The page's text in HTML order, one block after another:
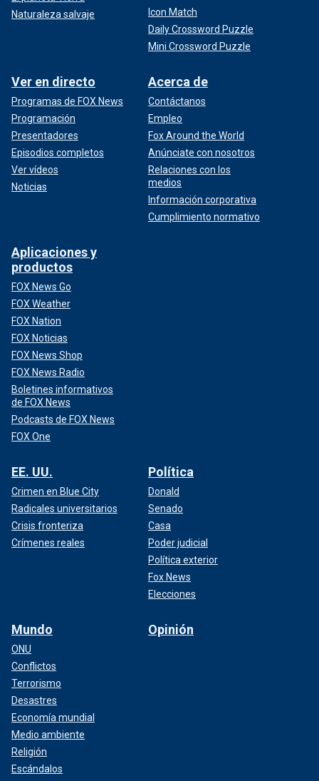
Naturaleza salvaje
Icon Match
Daily Crossword Puzzle
Mini Crossword Puzzle
Ver en directo
Programas de FOX News
Programación
Presentadores
Episodios completos
Ver vídeos
Noticias
Acerca de
Contáctanos
Empleo
Fox Around the World
Anúnciate con nosotros
Relaciones con los
medios
Información corporativa
Cumplimiento normativo
Aplicaciones y
productos
FOX News Go
FOX Weather
FOX Nation
FOX Noticias
FOX News Shop
FOX News Radio
Boletines informativos
de FOX News
Podcasts de FOX News
FOX One
EE. UU.
Crimen en Blue City
Radicales universitarios
Crisis fronteriza
Crímenes reales
Política
Donald
Senado
Casa
Poder judicial
Política exterior
Fox News
Elecciones
Mundo
ONU
Conflictos
Terrorismo
Desastres
Economía mundial
Medio ambiente
Religión
Escándalos
Opinión